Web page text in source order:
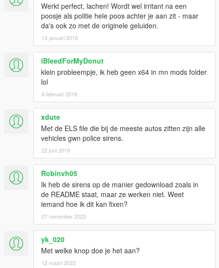
Werkt perfect, lachen! Wordt wel irritant na een
poosje als politie hele poos achter je aan zit - maar
da's ook zo met de originele geluiden.
13 januari 2018
iBleedForMyDonut
klein probleempje, ik heb geen x64 in mn mods folder
lol
6 februari 2018
xdute
Met de ELS file die bij de meeste autos zitten zijn alle
vehicles gwn police sirens.
22 juni 2019
Robinvh05
Ik heb de sirens op de manier gedownload zoals in
de README staat, maar ze werken niet. Weet
iemand hoe ik dit kan fixen?
27 november 2022
yk_020
Met welke knop doe je het aan?
12 maart 2023